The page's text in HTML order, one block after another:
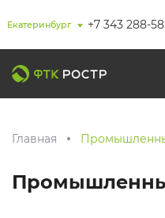
Екатеринбург +7 343 288-
Главная